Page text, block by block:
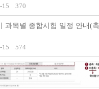
15 370
과목별 종합시험 일정 안내(촉
15 574